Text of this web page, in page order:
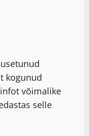
kogunud
võimalike
selle